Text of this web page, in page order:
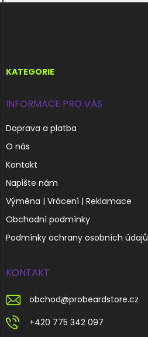
KATEGORIE
INFORMACE PRO VÁS
Doprava a platba
O nás
Kontakt
Napište nám
Výměna | Vrácení | Reklamace
Obchodní podmínky
Podmínky ochrany osobních údajů
KONTAKT
obchod@probeardstore.cz
+420 775 342 097